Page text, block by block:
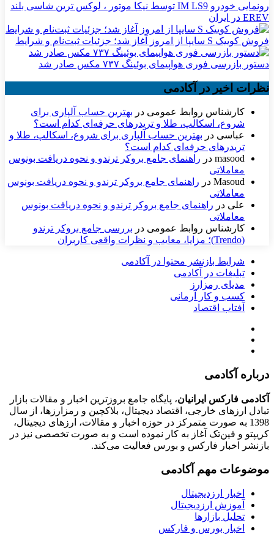
رونمایی خودرو IM LS9 توسط نیکا موتور ، لوکس ترین شاسی بلند
EREV در ایران
فروش کوییک S سایپا از امروز آغاز شد؛ جزئیات ثبت‌نام و شرایط
دستور بازرسی فوری هواپیمای بوئینگ ۷۳۷ مکس صادر شد
نظرات اخیر در آکادمی
کارشناس روابط عمومی در بهترین حساب آلپاری برای
شروع، اسکالپ، طلا و تریدرهای حرفه‌ای کدام است؟
عباسی در بهترین حساب آلپاری برای شروع، اسکالپ، طلا و
تریدرهای حرفه‌ای کدام است؟
masood در راهنمای جامع بروکر ترندو و نحوه دریافت بونوس
معاملاتی
Masoud در راهنمای جامع بروکر ترندو و نحوه دریافت بونوس
معاملاتی
علی در راهنمای جامع بروکر ترندو و نحوه دریافت بونوس
معاملاتی
کارشناس روابط عمومی در بررسی جامع بروکر ترندو
(Trendo)؛ مزایا، معایب و نظرات واقعی کاربران
شرایط بازنشر محتوا در آکادمی
تبلیغات در آکادمی
مدیای رمزارز
کسب و کار آرمانی
آفتاب اقتصاد
درباره آکادمی
آکادمی فارکس ایرانیان، پایگاه جامع بروزترین اخبار و مقالات بازار
تبادل ارزهای خارجی، اقتصاد دیجیتال، بلاکچین و رمزارزها، از سال
1398 به صورت متمرکز در حوزه اخبار و مقالات، ارزهای‌ دیجیتال،
کریپتو و فین‌تک آغاز به کار نموده است و به صورت تخصصی نیز در
بازنشر اخبار فارکس و بورس فعالیت می‌کند.
موضوعات مهم آکادمی
اخبار ارزدیجیتال
آموزش ارزدیجیتال
تحلیل بازارها
اخبار بورس و فارکس